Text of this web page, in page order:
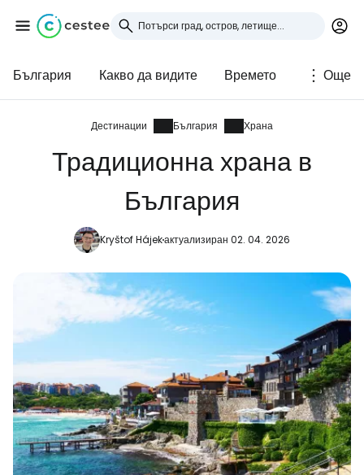
България Какво да видите Времето Още
Дестинации България Храна
Традиционна храна в
България
Kryštof Hájekактуализиран 02. 04. 2026
Влезте в Cestee
... световната общност на туристите
Продължете с Google
Продължете с Facebook
Продължете с имейл